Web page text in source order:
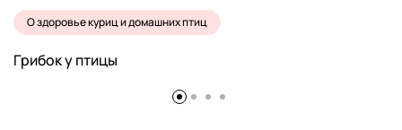
О здоровье куриц и домашних птиц
Грибок у птицы